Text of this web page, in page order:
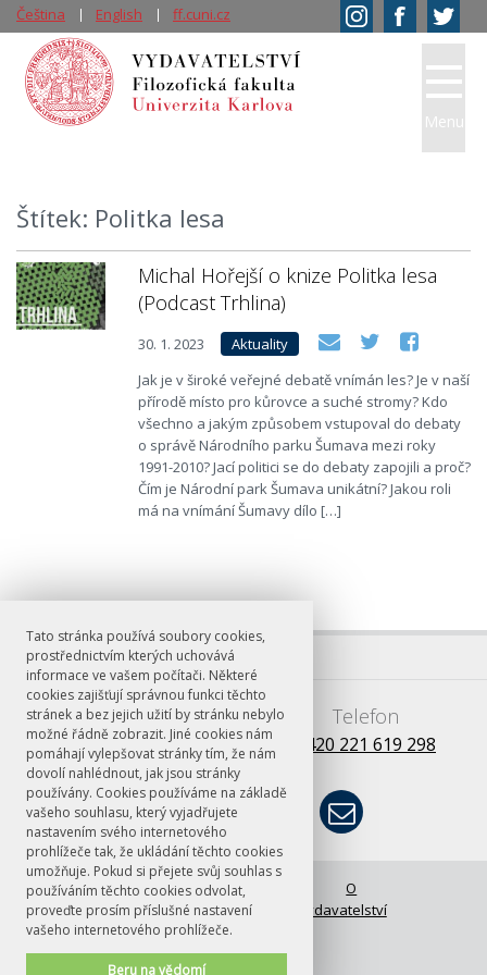
Tato stránka používá soubory cookies,
prostřednictvím kterých uchovává
informace ve vašem počítači. Některé
cookies zajišťují správnou funkci těchto
stránek a bez jejich užití by stránku nebylo
možné řádně zobrazit. Jiné cookies nám
pomáhají vylepšovat stránky tím, že nám
dovolí nahlédnout, jak jsou stránky
používány. Cookies používáme na základě
vašeho souhlasu, který vyjadřujete
nastavením svého internetového
prohlížeče tak, že ukládání těchto cookies
umožňuje. Pokud si přejete svůj souhlas s
používáním těchto cookies odvolat,
proveďte prosím příslušné nastavení
vašeho internetového prohlížeče.
Beru na vědomí
Štítek: Politka lesa
Michal Hořejší o knize Politka lesa
(Podcast Trhlina)
30. 1. 2023
Aktuality
Jak je v široké veřejné debatě vnímán les? Je v naší
přírodě místo pro kůrovce a suché stromy? Kdo
všechno a jakým způsobem vstupoval do debaty
o správě Národního parku Šumava mezi roky
1991-2010? Jací politici se do debaty zapojili a proč?
Čím je Národní park Šumava unikátní? Jakou roli
má na vnímání Šumavy dílo […]
Menu
Čeština English ff.cuni.cz
E-mail
books@ff.cuni.cz
Telefon
+420 221 619 298
© FF UK 2026 Úvodní stránka
O
vydavatelství